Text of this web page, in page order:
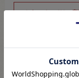
こちらのページは、
をご確認いただいた
そのため、商品画像
併せて下記のご説明
文いただきますよう